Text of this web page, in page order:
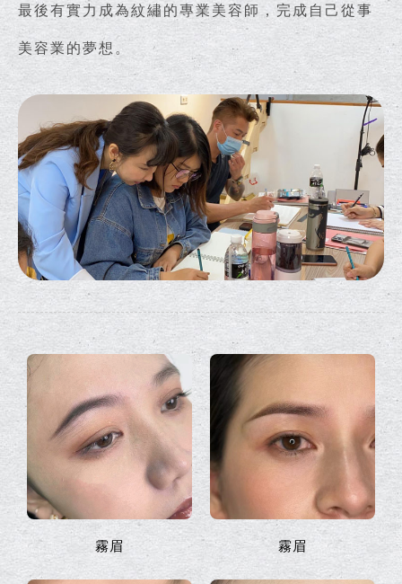
最後有實力成為紋繡的專業美容師，完成自己從事
美容業的夢想。
霧眉 霧眉